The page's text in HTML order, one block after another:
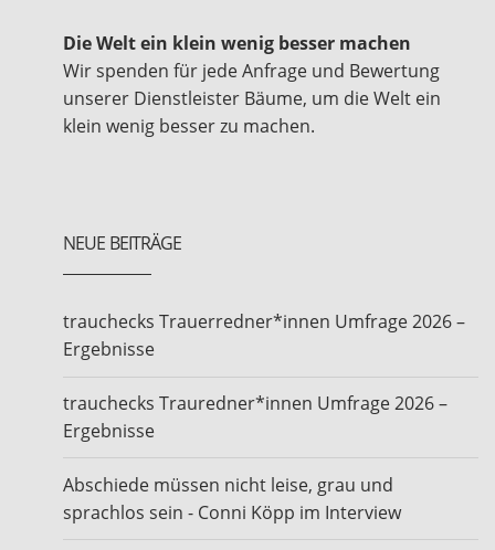
Die Welt ein klein wenig besser machen
Wir spenden für jede Anfrage und Bewertung
unserer Dienstleister Bäume, um die Welt ein
klein wenig besser zu machen.
NEUE BEITRÄGE
trauchecks Trauerredner*innen Umfrage 2026 –
Ergebnisse
trauchecks Trauredner*innen Umfrage 2026 –
Ergebnisse
Abschiede müssen nicht leise, grau und
sprachlos sein - Conni Köpp im Interview